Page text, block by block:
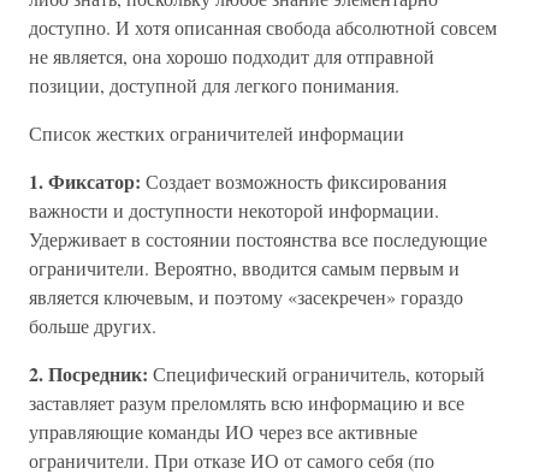
доступно. И хотя описанная свобода абсолютной совсем
не является, она хорошо подходит для отправной
позиции, доступной для легкого понимания.
Список жестких ограничителей информации
1. Фиксатор: Создает возможность фиксирования
важности и доступности некоторой информации.
Удерживает в состоянии постоянства все последующие
ограничители. Вероятно, вводится самым первым и
является ключевым, и поэтому «засекречен» гораздо
больше других.
2. Посредник: Специфический ограничитель, который
заставляет разум преломлять всю информацию и все
управляющие команды ИО через все активные
ограничители. При отказе ИО от самого себя (по